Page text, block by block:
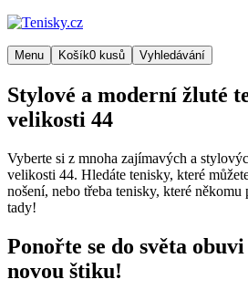
Menu Košík0 kusů Vyhledávání
Stylové a moderní žluté
velikosti 44
Vyberte si z mnoha zajímavých a
velikosti 44. Hledáte tenisky, které
nošení, nebo třeba tenisky, které někomu
tady!
Ponořte se do světa
novou štiku!